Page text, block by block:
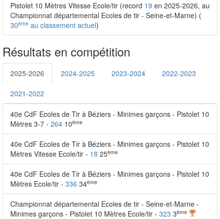
Pistolet 10 Mètres Vitesse Ecole/tir (record 19 en 2025-2026, au
Championnat départemental Ecoles de tir - Seine-et-Marne) (
30ème au classement actuel)
Résultats en compétition
2025-2026 2024-2025 2023-2024 2022-2023
2021-2022
40e CdF Ecoles de Tir à Béziers - Minimes garçons - Pistolet 10
Mètres 3-7 - 264 10ème
40e CdF Ecoles de Tir à Béziers - Minimes garçons - Pistolet 10
Mètres Vitesse Ecole/tir - 18 25ème
40e CdF Ecoles de Tir à Béziers - Minimes garçons - Pistolet 10
Mètres Ecole/tir - 336 34ème
Championnat départemental Ecoles de tir - Seine-et-Marne -
Minimes garçons - Pistolet 10 Mètres Ecole/tir - 323 3ème